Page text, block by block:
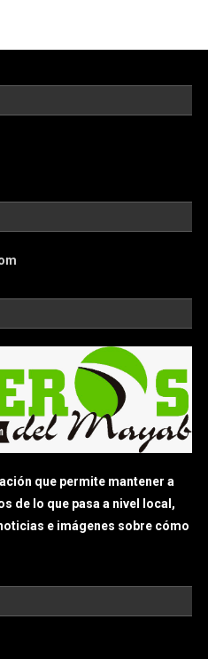
que permite mantener a
de lo que pasa a nivel local,
e imágenes sobre cómo